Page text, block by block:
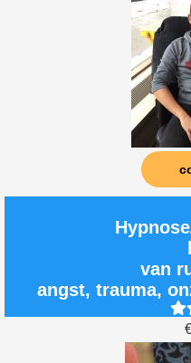
van
angst, trauma,